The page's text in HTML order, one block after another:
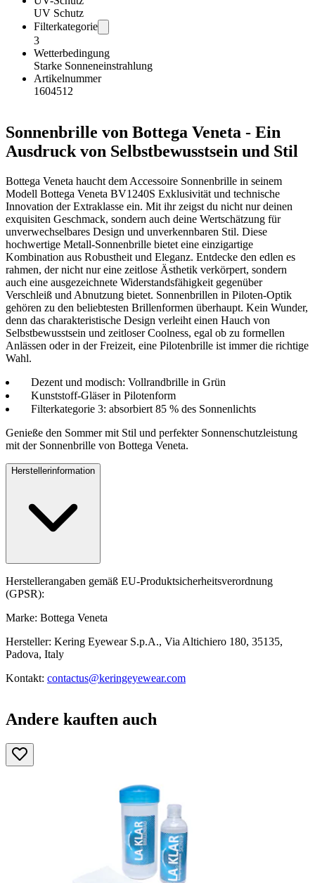
UV Schutz
Filterkategorie
3
Wetterbedingung
Starke Sonneneinstrahlung
Artikelnummer
1604512
Sonnenbrille von Bottega Veneta - Ein
Ausdruck von Selbstbewusstsein und Stil
Bottega Veneta haucht dem Accessoire Sonnenbrille in seinem
Modell Bottega Veneta BV1240S Exklusivität und technische
Innovation der Extraklasse ein. Mit ihr zeigst du nicht nur deinen
exquisiten Geschmack, sondern auch deine Wertschätzung für
unverwechselbares Design und unverkennbaren Stil. Diese
hochwertige Metall-Sonnenbrille bietet eine einzigartige
Kombination aus Robustheit und Eleganz. Entdecke den edlen es
rahmen, der nicht nur eine zeitlose Ästhetik verkörpert, sondern
auch eine ausgezeichnete Widerstandsfähigkeit gegenüber
Verschleiß und Abnutzung bietet. Sonnenbrillen in Piloten-Optik
gehören zu den beliebtesten Brillenformen überhaupt. Kein Wunder,
denn das charakteristische Design verleiht einen Hauch von
Selbstbewusstsein und zeitloser Coolness, egal ob zu formellen
Anlässen oder in der Freizeit, eine Pilotenbrille ist immer die richtige
Wahl.
Dezent und modisch: Vollrandbrille in Grün
Kunststoff-Gläser in Pilotenform
Filterkategorie 3: absorbiert 85 % des Sonnenlichts
Genieße den Sommer mit Stil und perfekter Sonnenschutzleistung
mit der Sonnenbrille von Bottega Veneta.
Herstellerinformation
Herstellerangaben gemäß EU-Produktsicherheitsverordnung
(GPSR):
Marke: Bottega Veneta
Hersteller: Kering Eyewear S.p.A., Via Altichiero 180, 35135,
Padova, Italy
Kontakt: contactus@keringeyewear.com
Andere kauften auch